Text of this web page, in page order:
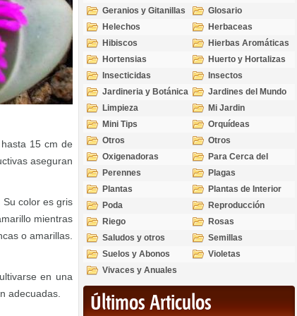
15 cm de
aseguran
color es gris
mientras
o amarillas.
en una
adecuadas.
Geranios y Gitanillas
Glosario
Helechos
Herbaceas
Hibiscos
Hierbas Aromáticas
Hortensias
Huerto y Hortalizas
Insecticidas
Insectos
Jardineria y Botánica
Jardines del Mundo
Limpieza
Mi Jardin
Mini Tips
Orquídeas
Otros
Otros
Oxigenadoras
Para Cerca del
Estanque
Perennes
Plagas
Plantas
Plantas de Interior
Poda
Reproducción
Riego
Rosas
Saludos y otros
temas
Semillas
Suelos y Abonos
Violetas
Vivaces y Anuales
Últimos Articulos